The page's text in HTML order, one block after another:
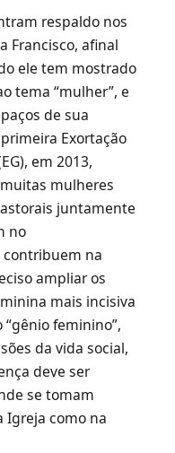
respaldo nos
Francisco, afinal
ele tem mostrado
tema “mulher”, e
de sua
Exortação
em 2013,
mulheres
juntamente
no
contribuem na
ampliar os
mais incisiva
“gênio feminino”,
da vida social,
deve ser
se tomam
Igreja como na